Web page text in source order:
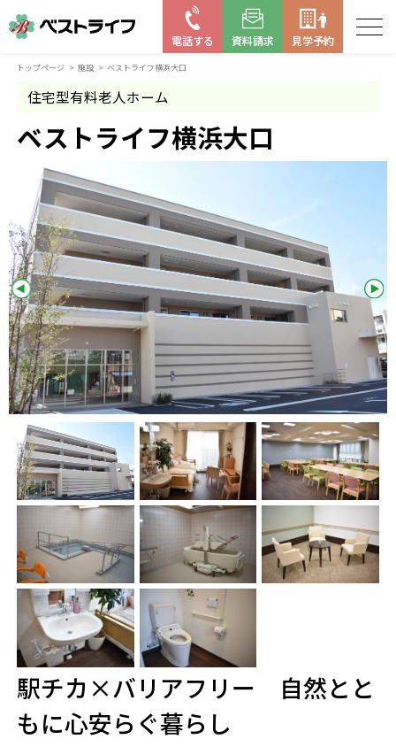
電話する 資料請求 見学予約
ベストライフの取り組み
トップページ 施設 ベストライフ横浜大口
住宅型有料老人ホーム
ベストライフ横浜大口
駅チカ×バリアフリー 自然とと
もに心安らぐ暮らし